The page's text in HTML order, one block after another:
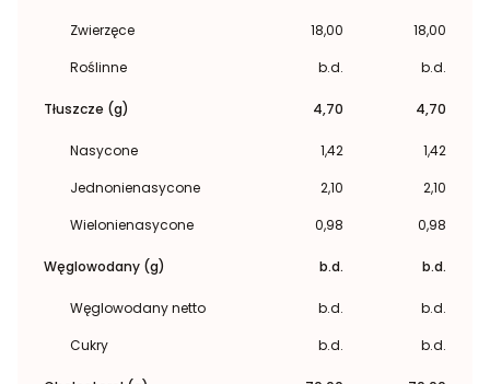
Zwierzęce 18,00
18,00
Roślinne
b.d. b.d.
Tłuszcze (g) 4,70 4,70
Nasycone 1,42
1,42
Jednonienasycone
2,10
2,10
Wielonienasycone
0,98 0,98
Węglowodany (g) b.d. b.d.
Węglowodany netto b.d.
b.d.
Cukry
b.d. b.d.